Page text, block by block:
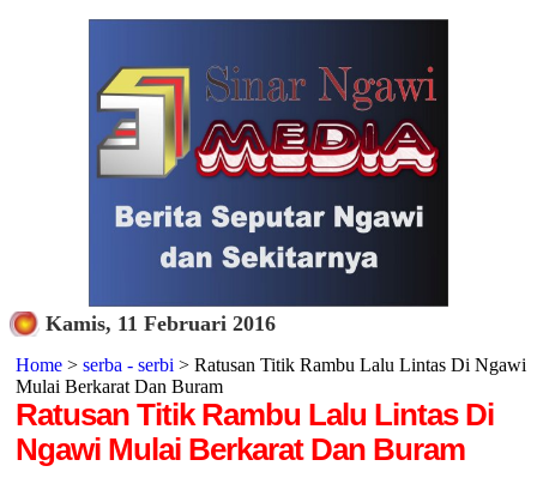
Kamis, 11 Februari 2016
Home> serba - serbi > Ratusan Titik Rambu Lalu Lintas Di Ngawi
Mulai Berkarat Dan Buram
Ratusan Titik Rambu Lalu Lintas Di
Ngawi Mulai Berkarat Dan Buram